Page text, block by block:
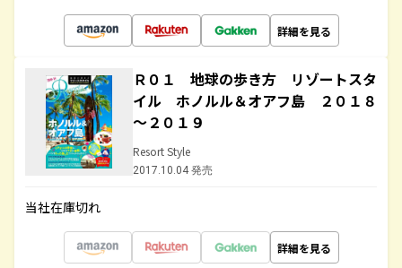
詳細を見る
Ｒ０１ 地球の歩き方 リゾートスタ
イル ホノルル＆オアフ島 ２０１８
～２０１９
Resort Style
2017.10.04 発売
当社在庫切れ
詳細を見る